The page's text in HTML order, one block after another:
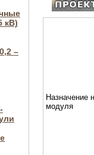
кВ)
–
Назначение
модуля